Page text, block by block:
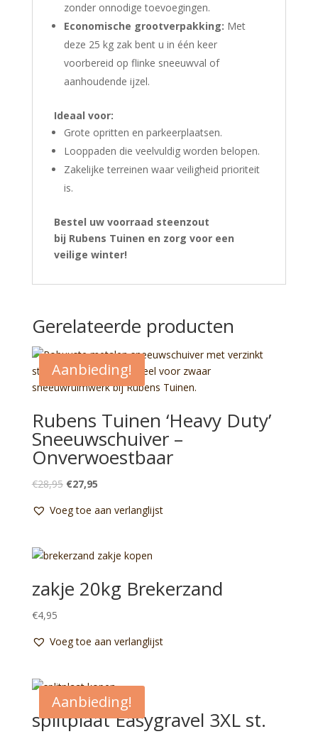
zonder onnodige toevoegingen.
Economische grootverpakking: Met
deze 25 kg zak bent u in één keer
voorbereid op flinke sneeuwval of
aanhoudende ijzel.
Ideaal voor:
Grote opritten en parkeerplaatsen.
Looppaden die veelvuldig worden belopen.
Zakelijke terreinen waar veiligheid prioriteit
is.
Bestel uw voorraad steenzout
bij Rubens Tuinen en zorg voor een
veilige winter!
Gerelateerde producten
Aanbieding!
Rubens Tuinen ‘Heavy Duty’
Sneeuwschuiver –
Onverwoestbaar
€28,95 Oorspronkelijke
was:
€27,95Huidige
is:
Voeg toe aan verlanglijst
zakje 20kg Brekerzand
€4,95
Voeg toe aan verlanglijst
Aanbieding!
splitplaat Easygravel 3XL st.